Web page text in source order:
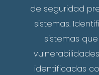
de seguridad
sistemas.
sistemas
identificadas